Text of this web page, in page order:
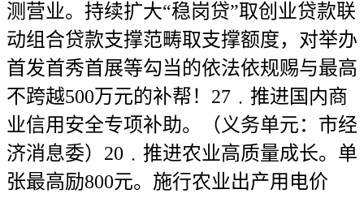
测营业。持续扩大“稳岗贷”取创业贷款联
动组合贷款支撑范畴取支撑额度，对举办
首发首秀首展等勾当的依法依规赐与最高
不跨越500万元的补帮！27﹒推进国内商
业信用安全专项补助。（义务单元：市经
济消息委）20﹒推进农业高质量成长。单
张最高励800元。施行农业出产用电价